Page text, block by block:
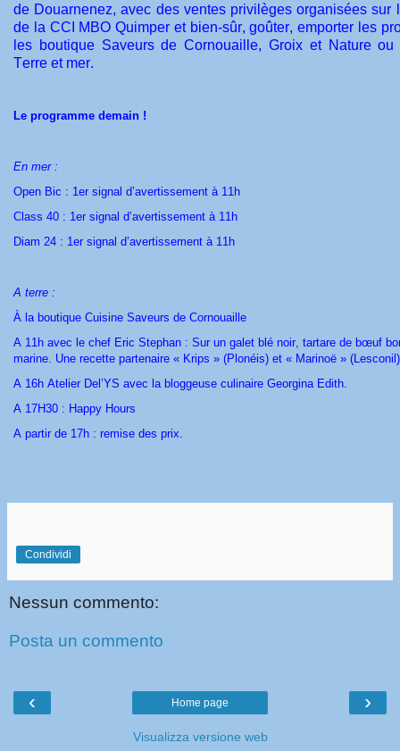
de Douarnenez, avec des ventes privilèges organisées sur
de la CCI MBO Quimper et bien-sûr, goûter, emporter les
les boutique Saveurs de Cornouaille, Groix et Nature ou
Terre et mer.
Le programme demain !
En mer :
Open Bic : 1er signal d’avertissement à 11h
Class 40 : 1er signal d’avertissement à 11h
Diam 24 : 1er signal d’avertissement à 11h
A terre :
À la boutique Cuisine Saveurs de Cornouaille
A 11h avec le chef Eric Stephan : Sur un galet blé noir, tartare de bœuf
marine. Une recette partenaire « Krips » (Plonéis) et « Marinoë » (Lesconil)
A 16h Atelier Del’YS avec la bloggeuse culinaire Georgina Edith.
A 17H30 : Happy Hours
A partir de 17h : remise des prix.
Condividi
Nessun commento:
Posta un commento
‹ ›
Home page
Visualizza versione web